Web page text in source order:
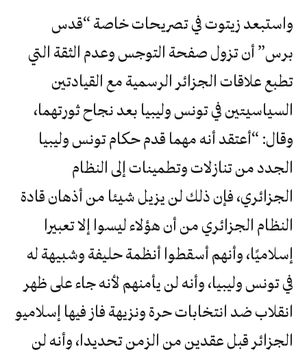
واستبعد زيتوت في تصريحات خاصة “قدس
برس” أن تزول صفحة التوجس وعدم الثقة التي
تطبع علاقات الجزائر الرسمية مع القيادتين
السياسيتين في تونس وليبيا بعد نجاح ثورتهما،
وقال: “أعتقد أنه مهما قدم حكام تونس وليبيا
الجدد من تنازلات وتطمينات إلى النظام
الجزائري، فإن ذلك لن يزيل شيئا من أذهان قادة
النظام الجزائري من أن هؤلاء ليسوا إلا تعبيرا
إسلاميًا، وأنهم أسقطوا أنظمة حليفة وشبيهة له
في تونس وليبيا، وأنه لن يأمنهم لأنه جاء على ظهر
انقلاب ضد انتخابات حرة ونزيهة فاز فيها إسلاميو
الجزائر قبل عقدين من الزمن تحديدا، وأنه لن